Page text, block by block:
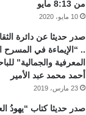
من 8:13 مايو
10 مايو، 2020
صدر حديثا عن دائرة
.. “الإيماءة في المسرح
المعرفية والجمالية”
أحمد محمد عبد الأمير
23 مارس، 2019
صدر حديثا كتاب “يهودُ